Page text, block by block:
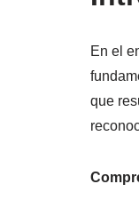
En el
que